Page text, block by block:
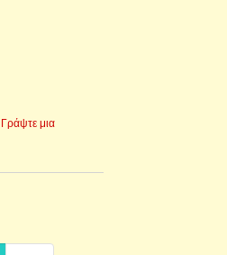
Γράψτε μια